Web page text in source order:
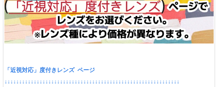
「近視対応」度付きレンズ ページ
↓↓↓↓↓↓↓↓↓↓↓↓↓↓↓↓↓↓↓↓↓↓↓↓↓↓↓↓↓↓↓↓↓↓↓↓↓↓↓↓↓↓↓↓↓↓↓↓↓↓↓↓↓↓↓↓↓↓↓↓